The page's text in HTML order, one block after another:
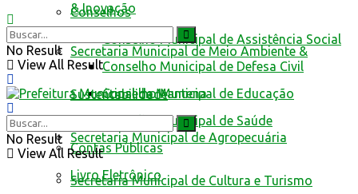
Conselhos
Conselho Municipal de Assistência Social
Conselho Municipal de Defesa Civil
Conselho Municipal de Educação
Conselho Municipal de Saúde
Contas Públicas
Livro Eletrônico
& Inovação
Secretaria Municipal de Meio Ambiente &
Sustentabilidade
Secretaria Municipal de Agropecuária
Secretaria Municipal de Cultura e Turismo
No Result
View All Result
No Result
View All Result